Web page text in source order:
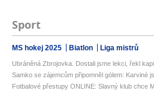
Sport
MS hokej 2025 Biatlon Liga mistrů
Ubráněná Zbrojovka. Dostali jsme lekci, řekl
Samko se zájemcům připomněl gólem: Karviné
Fotbalové přestupy ONLINE: Slavný klub chce